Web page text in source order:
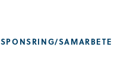
SPONSRING/SAMARBETE